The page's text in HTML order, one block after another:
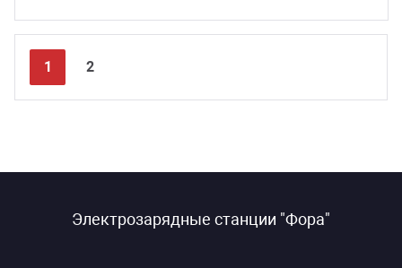
1 2
Электрозарядные станции "Фора"